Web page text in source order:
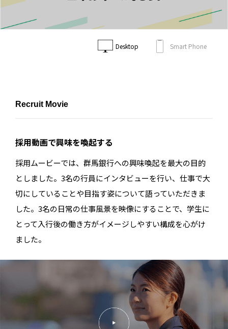
Desktop Smart Phone
Recruit Movie
採用動画で興味を喚起する
採用ムービーでは、群馬銀行への興味喚起を最大の目的
としました。3名の行員にインタビューを行い、仕事で大
切にしていることや目指す姿について語っていただきま
した。3名の日常の仕事風景を映像にすることで、学生に
とって入行後の働き方がイメージしやすい構成を心がけ
ました。